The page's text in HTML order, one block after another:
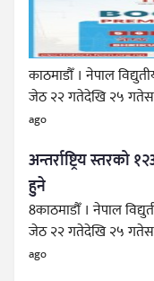
काठमाडौँ । नेपाल
जेठ २२ गतेदेखि २५
ago
अन्तर्राष्ट्रिय
हुने
8काठमाडौँ । नेपाल
जेठ २२ गतेदेखि २५
ago